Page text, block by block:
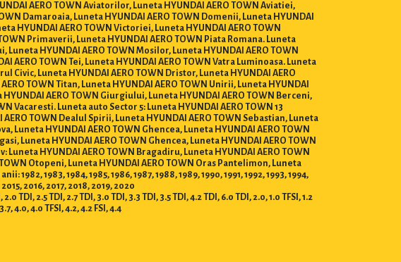
AERO TOWN Aviatorilor, Luneta HYUNDAI AERO TOWN Aviatiei,
Damaroaia, Luneta HYUNDAI AERO TOWN Domenii, Luneta HYUNDAI
HYUNDAI AERO TOWN Victoriei, Luneta HYUNDAI AERO TOWN
Primaverii, Luneta HYUNDAI AERO TOWN Piata Romana. Luneta
HYUNDAI AERO TOWN Mosilor, Luneta HYUNDAI AERO TOWN
AERO TOWN Tei, Luneta HYUNDAI AERO TOWN Vatra Luminoasa. Luneta
Civic, Luneta HYUNDAI AERO TOWN Dristor, Luneta HYUNDAI AERO
TOWN Titan, Luneta HYUNDAI AERO TOWN Unirii, Luneta HYUNDAI
AERO TOWN Giurgiului, Luneta HYUNDAI AERO TOWN Berceni,
Vacaresti. Luneta auto Sector 5: Luneta HYUNDAI AERO TOWN 13
TOWN Dealul Spirii, Luneta HYUNDAI AERO TOWN Sebastian, Luneta
Luneta HYUNDAI AERO TOWN Ghencea, Luneta HYUNDAI AERO TOWN
Luneta HYUNDAI AERO TOWN Ghencea, Luneta HYUNDAI AERO TOWN
HYUNDAI AERO TOWN Bragadiru, Luneta HYUNDAI AERO TOWN
Otopeni, Luneta HYUNDAI AERO TOWN Oras Pantelimon, Luneta
1983, 1984, 1985, 1986, 1987, 1988, 1989, 1990, 1991, 1992, 1993, 1994,
2016, 2017, 2018, 2019, 2020
2.5 TDI, 2.7 TDI, 3.0 TDI, 3.3 TDI, 3.5 TDI, 4.2 TDI, 6.0 TDI, 2.0, 1.0 TFSI, 1.2
4.0, 4.0 TFSI, 4.2, 4.2 FSI, 4.4